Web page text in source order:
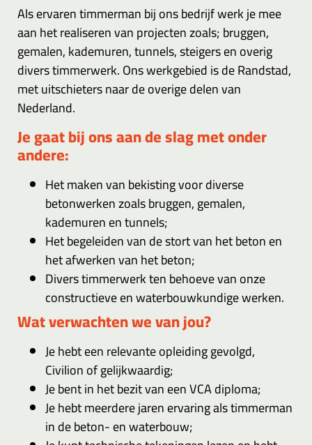
Als ervaren timmerman bij ons bedrijf werk je mee
aan het realiseren van projecten zoals; bruggen,
gemalen, kademuren, tunnels, steigers en overig
divers timmerwerk. Ons werkgebied is de Randstad,
met uitschieters naar de overige delen van
Nederland.
Je gaat bij ons aan de slag met onder
andere:
Het maken van bekisting voor diverse
betonwerken zoals bruggen, gemalen,
kademuren en tunnels;
Het begeleiden van de stort van het beton en
het afwerken van het beton;
Divers timmerwerk ten behoeve van onze
constructieve en waterbouwkundige werken.
Wat verwachten we van jou?
Je hebt een relevante opleiding gevolgd,
Civilion of gelijkwaardig;
Je bent in het bezit van een VCA diploma;
Je hebt meerdere jaren ervaring als timmerman
in de beton- en waterbouw;